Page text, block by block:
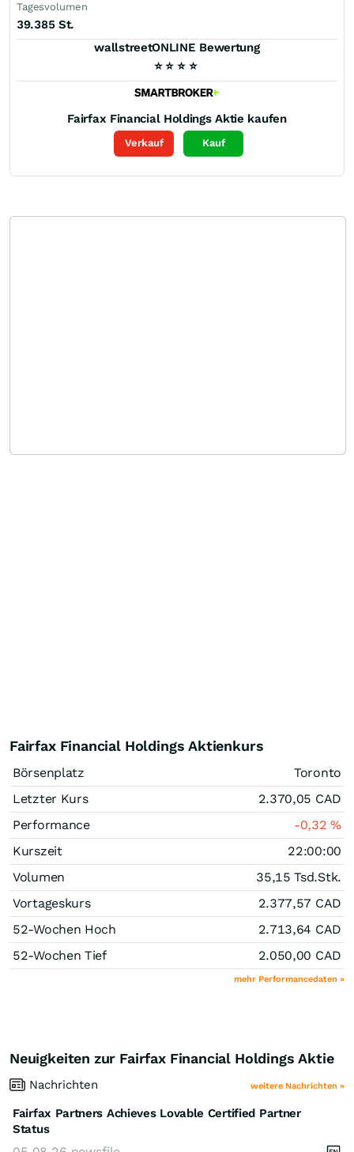
Tagesvolumen
39.385 St.
wallstreetONLINE Bewertung
⭐ ⭐ ⭐ ⭐
Fairfax Financial Holdings Aktie kaufen
Verkauf Kauf
Fairfax Financial Holdings Aktienkurs
Börsenplatz
Toronto
Letzter Kurs
2.370,05 CAD
Performance
-0,32%
Kurszeit
22:00:00
Volumen
35,15 Tsd.Stk.
Vortageskurs
2.377,57 CAD
52-Wochen Hoch
2.713,64 CAD
52-Wochen Tief
2.050,00 CAD
mehr Performancedaten »
Neuigkeiten zur Fairfax Financial Holdings Aktie
Nachrichten weitere Nachrichten »
Fairfax Partners Achieves Lovable Certified Partner
Status